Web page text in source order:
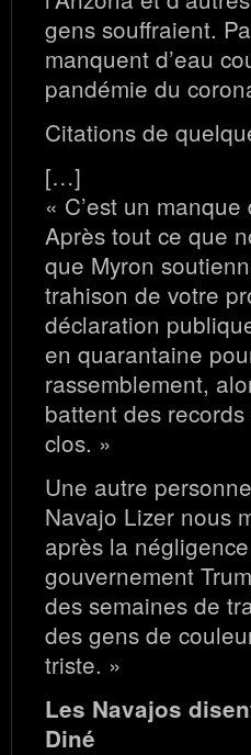
gens souffraient.
manquent d’eau
pandémie du
Citations de
[…]
« C’est un
Après tout ce que
que Myron
trahison de votre
déclaration
en quarantaine
rassemblement,
battent des
clos. »
Une autre
Navajo Lizer nous
après la
gouvernement
des semaines de
des gens de
triste. »
Les Navajos
Diné